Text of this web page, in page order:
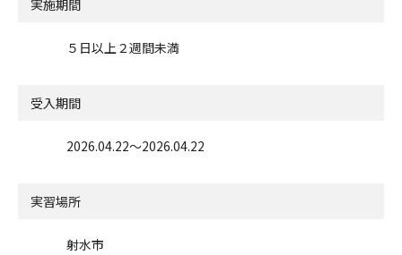
実施期間
５日以上２週間未満
受入期間
2026.04.22〜2026.04.22
実習場所
射水市